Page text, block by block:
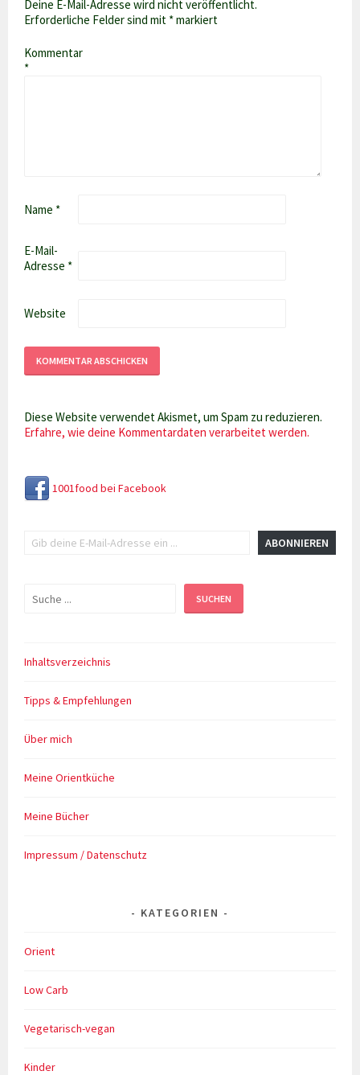
Deine E-Mail-Adresse wird nicht veröffentlicht.
Erforderliche Felder sind mit *markiert
Kommentar
*
Name *
E-Mail-
Adresse *
Website
Diese Website verwendet Akismet, um Spam zu reduzieren.
Erfahre, wie deine Kommentardaten verarbeitet werden.
1001food bei Facebook
ABONNIEREN
Suchen SUCHEN
Inhaltsverzeichnis
Tipps & Empfehlungen
Über mich
Meine Orientküche
Meine Bücher
Impressum / Datenschutz
KATEGORIEN
Orient
Low Carb
Vegetarisch-vegan
Kinder